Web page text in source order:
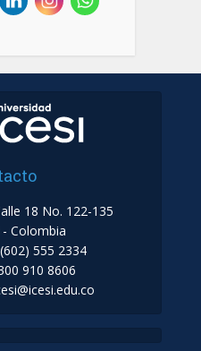
18 No. 122-135
- Colombia
555 2334
910 8606